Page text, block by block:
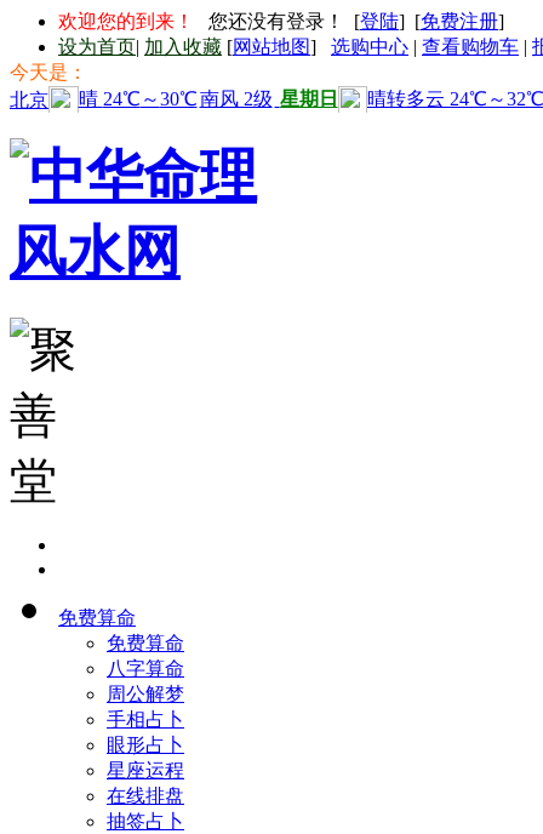
欢迎您的到来！ 您还没有登录！ [登陆] [免费注册]
设为首页| 加入收藏 [网站地图] 选购中心 | 查看购物车 |
今天是：
免费算命
免费算命
八字算命
周公解梦
手相占卜
眼形占卜
星座运程
在线排盘
抽签占卜